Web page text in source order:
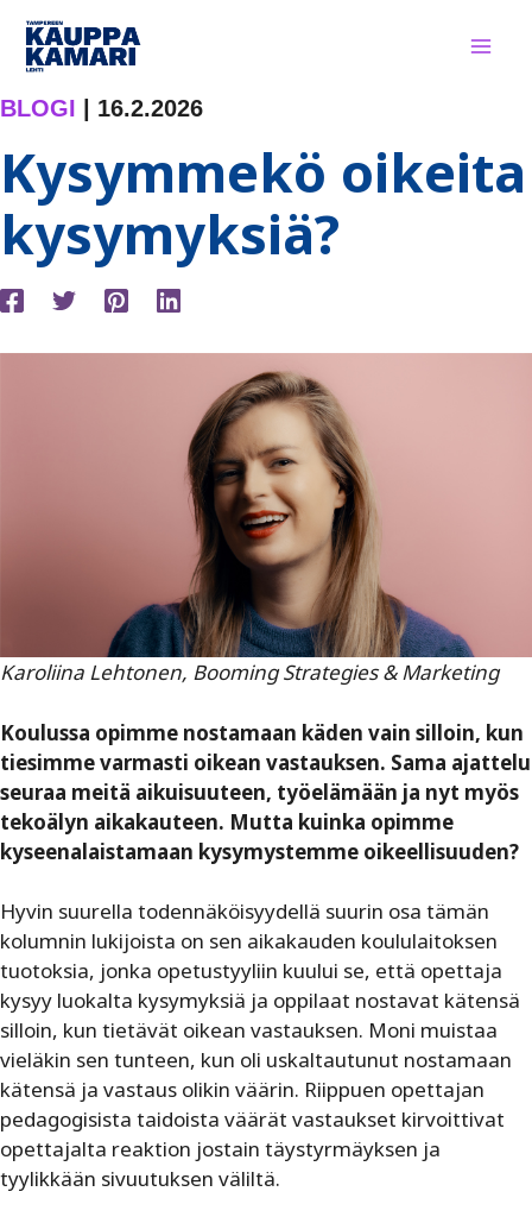
Siirry
sisältöön
BLOGI 16.2.2026
Kysymmekö oikeita
kysymyksiä?
Karoliina Lehtonen, Booming Strategies & Marketing
Koulussa opimme nostamaan käden vain silloin, kun
tiesimme varmasti oikean vastauksen. Sama ajattelu
seuraa meitä aikuisuuteen, työelämään ja nyt myös
tekoälyn aikakauteen. Mutta kuinka opimme
kyseenalaistamaan kysymystemme oikeellisuuden?
Hyvin suurella todennäköisyydellä suurin osa tämän
kolumnin lukijoista on sen aikakauden koululaitoksen
tuotoksia, jonka opetustyyliin kuului se, että opettaja
kysyy luokalta ­kysymyksiä ja oppilaat nostavat kätensä
silloin, kun tietävät oikean vastauksen. Moni muistaa
vieläkin sen tunteen, kun oli uskaltautunut nostamaan
kätensä ja vastaus olikin väärin. Riippuen opettajan
pedagogisista taidoista väärät vastaukset kirvoittivat
opettajalta reaktion jostain täystyrmäyksen ja
tyylikkään sivuutuksen väliltä.